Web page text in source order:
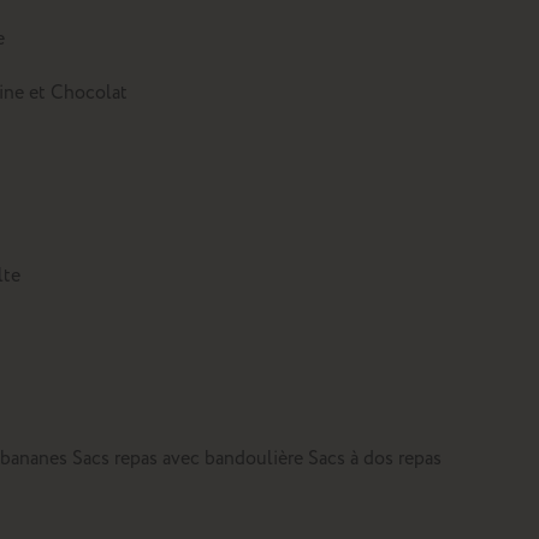
et Chocolat
Sacs repas avec bandoulière Sacs à dos repas